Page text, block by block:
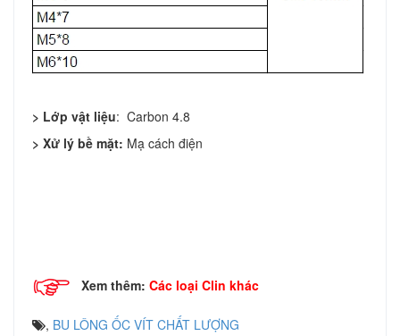
> Lớp vật liệu: Carbon 4.8
> Xử lý bề mặt: Mạ cách điện
Xem thêm: Các loại Clin khác
, BU LÔNG ỐC VÍT CHẤT LƯỢNG